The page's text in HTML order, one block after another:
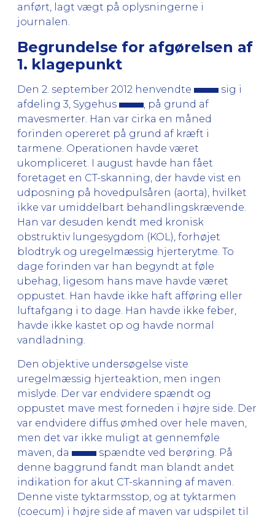
anført, lagt vægt på oplysningerne i
journalen.
Begrundelse for afgørelsen af
1. klagepunkt
Den 2. september 2012 henvendte
sig i
afdeling 3, Sygehus
, på grund af
mavesmerter. Han var cirka en måned
forinden opereret på grund af kræft i
tarmene. Operationen havde været
ukompliceret. I august havde han fået
foretaget en CT-skanning, der havde vist en
udposning på hovedpulsåren (aorta), hvilket
ikke var umiddelbart behandlingskrævende.
Han var desuden kendt med kronisk
obstruktiv lungesygdom (KOL), forhøjet
blodtryk og uregelmæssig hjerterytme. To
dage forinden var han begyndt at føle
ubehag, ligesom hans mave havde været
oppustet. Han havde ikke haft afføring eller
luftafgang i to dage. Han havde ikke feber,
havde ikke kastet op og havde normal
vandladning.
Den objektive undersøgelse viste
uregelmæssig hjerteaktion, men ingen
mislyde. Der var endvidere spændt og
oppustet mave mest forneden i højre side. Der
var endvidere diffus ømhed over hele maven,
men det var ikke muligt at gennemføle
maven, da
spændte ved berøring. På
denne baggrund fandt man blandt andet
indikation for akut CT-skanning af maven.
Denne viste tyktarmsstop, og at tyktarmen
(coecum) i højre side af maven var udspilet til